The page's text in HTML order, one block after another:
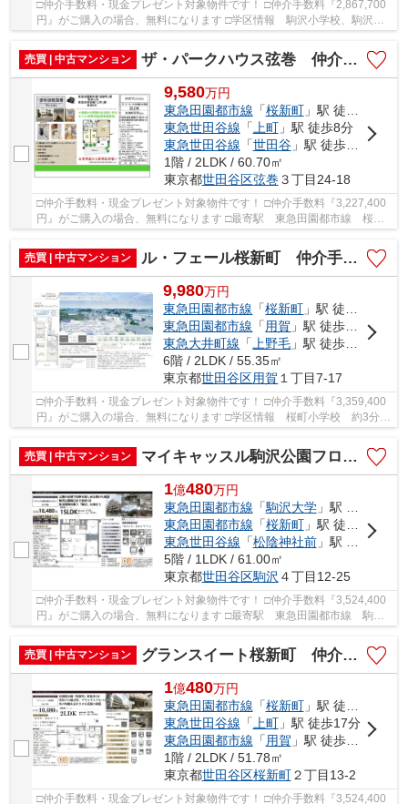
□仲介手数料・現金プレゼント対象物件です！ □仲介手数料『2,867,700
円』がご購入の場合、無料になります □学区情報 駒沢小学校、駒沢中
売買 | 中古マンション
ザ・パークハウス弦巻 仲介手数料無料＋50万円現金プレゼント中
9,580万円
東急田園都市線 「桜新町」駅 徒歩13分
東急世田谷線 「 上町」駅 徒歩8分
東急世田谷線 「世田谷」駅 徒歩13分
1階 / 2LDK / 60.70㎡
東京都世田谷区弦巻 ３丁目24-18
□仲介手数料・現金プレゼント対象物件です！ □仲介手数料『3,227,400
円』がご購入の場合、無料になります □最寄駅 東急田園都市線 桜新
売買 | 中古マンション
ル・フェール桜新町 仲介手数料無料＋50万円現金プレゼント中
9,980万円
東急田園都市線 「桜新町 」駅 徒歩11分
東急田園都市線 「 用賀 」駅 徒歩12分
東急大井町線 「 上野毛 」駅 徒歩24分
6階 / 2LDK / 55.35㎡
東京都世田谷区用賀 １丁目7-17
□仲介手数料・現金プレゼント対象物件です！ □仲介手数料『3,359,400
円』がご購入の場合、無料になります □学区情報 桜町小学校 約3分 □
売買 | 中古マンション
マイキャッスル駒沢公園フロントビュー 仲介手数料無料＋50万円現金プレゼント中
1億480万円
東急田園都市線 「駒沢大学」駅 徒歩11分
東急田園都市線 「桜新町」駅 徒歩17分
東急世田谷線 「松陰神社前」駅 徒歩24分
5階 / 1LDK / 61.00㎡
東京都世田谷区駒沢 ４丁目12-25
□仲介手数料・現金プレゼント対象物件です！ □仲介手数料『3,524,400
円』がご購入の場合、無料になります □最寄駅 東急田園都市線 駒沢
大学駅 徒歩約11分 □リフォーム物件 □公園の...
売買 | 中古マンション
グランスイート桜新町 仲介手数料無料＋50万円現金プレゼント中
1億480万円
東急田園都市線 「桜新町」駅 徒歩3分
東急世田谷線 「 上町」駅 徒歩17分
東急田園都市線 「 用賀 」駅 徒歩19分
1階 / 2LDK / 51.78㎡
東京都世田谷区桜新町２丁目13-2
□仲介手数料・現金プレゼント対象物件です！ □仲介手数料『3,524,400